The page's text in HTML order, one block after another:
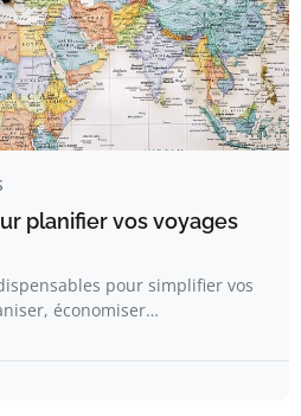
planifier vos voyages
pour simplifier vos
économiser…